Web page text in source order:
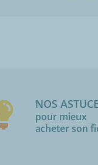
NOS
pour mieux
acheter son